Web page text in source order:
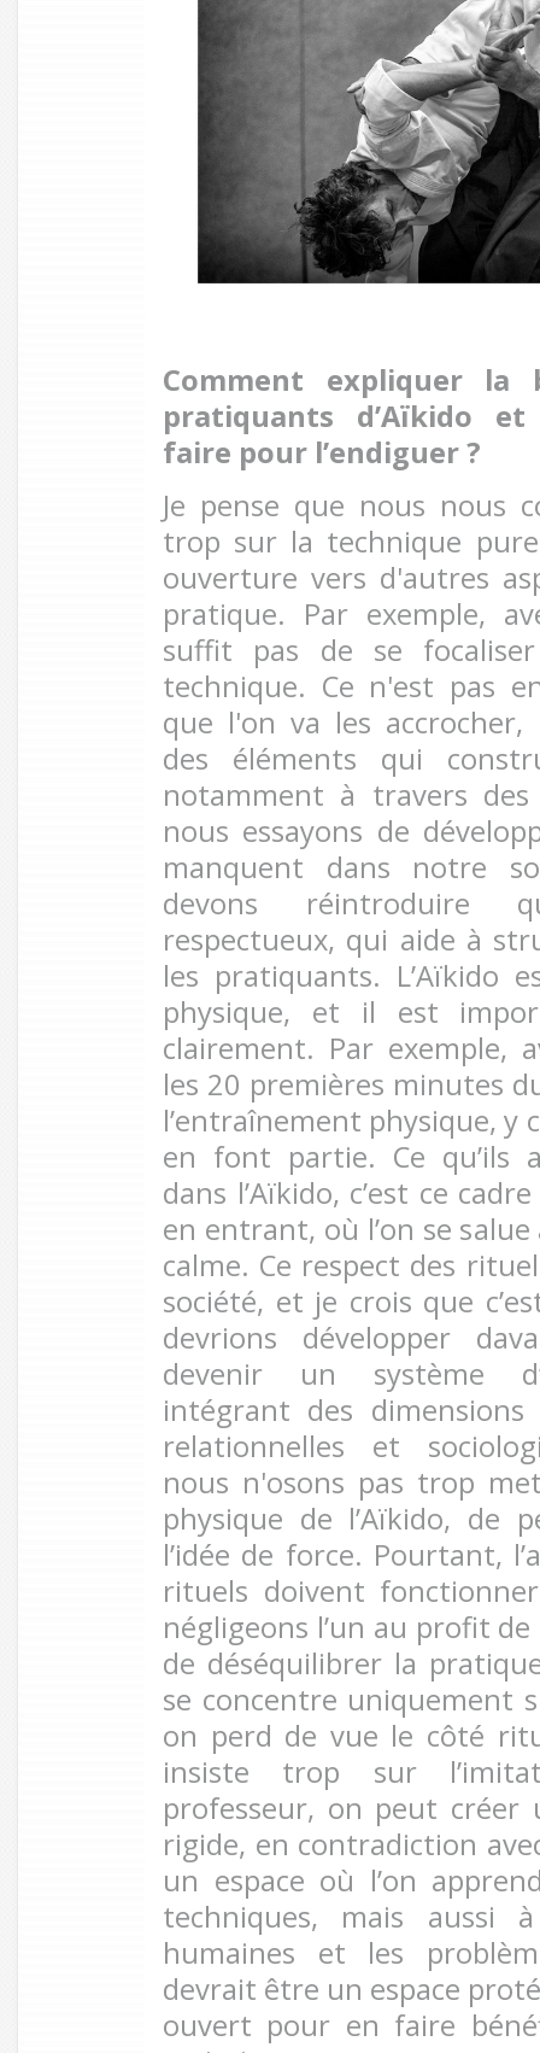
Comment expliquer la
pratiquants d’Aïkido
faire pour l’endiguer ?
Je pense que nous nous
trop sur la technique
ouverture vers d'autres
pratique. Par exemple,
suffit pas de se
technique. Ce n'est pas
que l'on va les
des éléments qui
notamment à travers
nous essayons de
manquent dans notre
devons réintroduire
respectueux, qui aide à
les pratiquants. L’Aïkido
physique, et il est
clairement. Par exemple,
les 20 premières minutes
l’entraînement physique, y
en font partie. Ce qu’ils
dans l’Aïkido, c’est ce
en entrant, où l’on se
calme. Ce respect des
société, et je crois que
devrions développer
devenir un système
intégrant des dimensions
relationnelles et
nous n'osons pas trop
physique de l’Aïkido, de
l’idée de force. Pourtant,
rituels doivent
négligeons l’un au profit
de déséquilibrer la
se concentre uniquement
on perd de vue le côté
insiste trop sur
professeur, on peut créer
rigide, en contradiction
un espace où l’on
techniques, mais aussi
humaines et les
devrait être un espace
ouvert pour en faire